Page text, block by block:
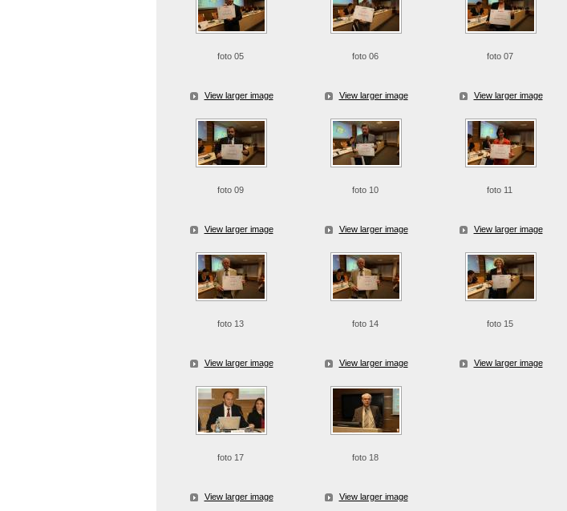
foto 05
View larger image
foto 06
View larger image
foto 07
View larger image
foto 09
View larger image
foto 10
View larger image
foto 11
View larger image
foto 13
View larger image
foto 14
View larger image
foto 15
View larger image
foto 17
View larger image
foto 18
View larger image